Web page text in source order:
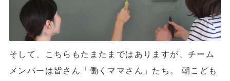
そして、こちらもたまたまではありますが、チーム
メンバーは皆さん「働くママさん」たち。 朝こども